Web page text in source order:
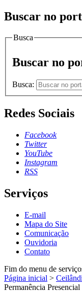
Buscar no
Busca
Buscar no
Busca:
Redes Sociais
Facebook
Twitter
YouTube
Instagram
RSS
Serviços
E-mail
Mapa do Site
Comunicação
Ouvidoria
Contato
Fim do menu de
Página inicial >
Permanência